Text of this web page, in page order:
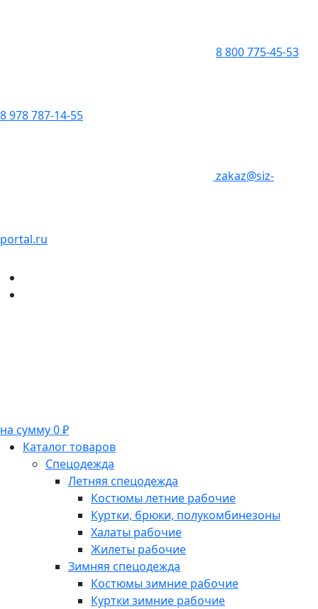
8 800 775-45-53
8 978 787-14-55
zakaz@siz-
portal.ru
на сумму 0 ₽
Каталог товаров
Спецодежда
Летняя спецодежда
Костюмы летние рабочие
Куртки, брюки, полукомбинезоны
Халаты рабочие
Жилеты рабочие
Зимняя спецодежда
Костюмы зимние рабочие
Куртки зимние рабочие